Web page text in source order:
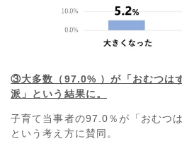
③大多数（97.0% ）が「おむつは
派」という結果に。
子育て当事者の97.0％が「おむつ
という考え方に賛同。